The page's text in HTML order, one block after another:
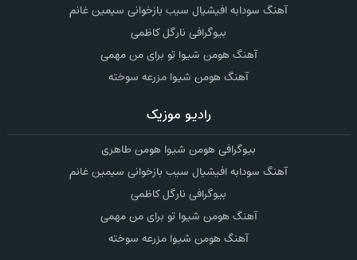
آهنگ سودابه افیشیال سیب بازخوانی سیمین غانم
بیوگرافی نارگل کاظمی
آهنگ هومن شیوا تو برای من مهمی
آهنگ هومن شیوا مزرعه سوخته
رادیو موزیک
بیوگرافی هومن شیوا هومن طاهری
آهنگ سودابه افیشیال سیب بازخوانی سیمین غانم
بیوگرافی نارگل کاظمی
آهنگ هومن شیوا تو برای من مهمی
آهنگ هومن شیوا مزرعه سوخته